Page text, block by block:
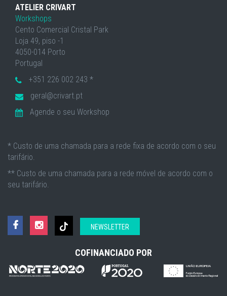
ATELIER CRIVART
Workshops
Cento Comercial Cristal Park
Loja 49, piso -1
4050-014 Porto
Portugal
+351 226 002 243 *
geral@crivart.pt
Agende o seu Workshop
* Custo de uma chamada para a rede fixa de acordo com o seu
tarifário.
** Custo de uma chamada para a rede móvel de acordo com o
seu tarifário.
NEWSLETTER
COFINANCIADO POR